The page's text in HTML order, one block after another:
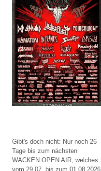
Gibt's doch nicht: Nur noch 26
Tage bis zum nächsten
WACKEN OPEN AIR, welches
vom 29.07. bis zum 01.08.2026